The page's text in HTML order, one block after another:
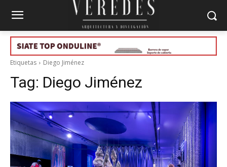
Etiquetas Diego Jiménez
Tag: Diego Jiménez